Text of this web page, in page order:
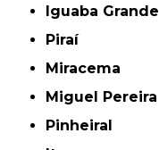
Iguaba Grande
Piraí
Miracema
Miguel Pereira
Pinheiral